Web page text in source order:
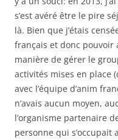
s’est avéré être le pire
là. Bien que j’étais
français et donc pouvoir
manière de gérer le
activités mises en place
avec l’équipe d’anim
n’avais aucun moyen,
l’organisme partenaire
personne qui